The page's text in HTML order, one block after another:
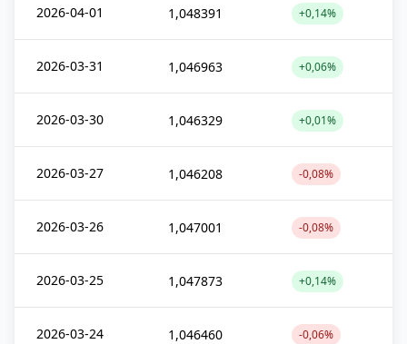
2026-04-01 1,048391 +0,14%
2026-03-31 1,046963 +0,06%
2026-03-30 1,046329 +0,01%
2026-03-27 1,046208 -0,08%
2026-03-26 1,047001 -0,08%
2026-03-25 1,047873 +0,14%
2026-03-24 1,046460 -0,06%